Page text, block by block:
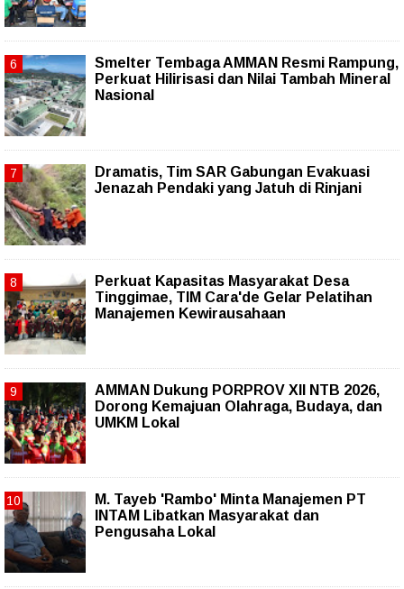
Smelter Tembaga AMMAN Resmi Rampung,
Perkuat Hilirisasi dan Nilai Tambah Mineral
Nasional
Dramatis, Tim SAR Gabungan Evakuasi
Jenazah Pendaki yang Jatuh di Rinjani
Perkuat Kapasitas Masyarakat Desa
Tinggimae, TIM Cara'de Gelar Pelatihan
Manajemen Kewirausahaan
AMMAN Dukung PORPROV XII NTB 2026,
Dorong Kemajuan Olahraga, Budaya, dan
UMKM Lokal
M. Tayeb 'Rambo' Minta Manajemen PT
INTAM Libatkan Masyarakat dan
Pengusaha Lokal